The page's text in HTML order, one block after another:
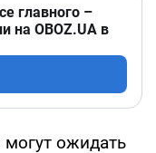
главного –
на OBOZ.UA в
ожидать